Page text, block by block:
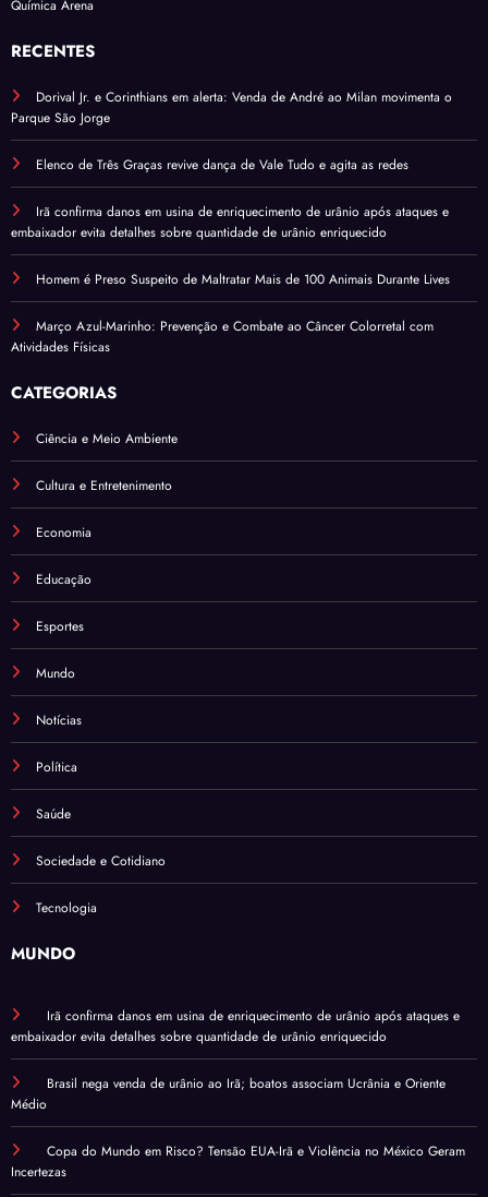
Química Arena
RECENTES
Dorival Jr. e Corinthians em alerta: Venda de André ao Milan movimenta o
Parque São Jorge
Elenco de Três Graças revive dança de Vale Tudo e agita as redes
Irã confirma danos em usina de enriquecimento de urânio após ataques e
embaixador evita detalhes sobre quantidade de urânio enriquecido
Homem é Preso Suspeito de Maltratar Mais de 100 Animais Durante Lives
Março Azul-Marinho: Prevenção e Combate ao Câncer Colorretal com
Atividades Físicas
CATEGORIAS
Ciência e Meio Ambiente
Cultura e Entretenimento
Economia
Educação
Esportes
Mundo
Notícias
Política
Saúde
Sociedade e Cotidiano
Tecnologia
MUNDO
Irã confirma danos em usina de enriquecimento de urânio após ataques e
embaixador evita detalhes sobre quantidade de urânio enriquecido
Brasil nega venda de urânio ao Irã; boatos associam Ucrânia e Oriente
Médio
Copa do Mundo em Risco? Tensão EUA-Irã e Violência no México Geram
Incertezas